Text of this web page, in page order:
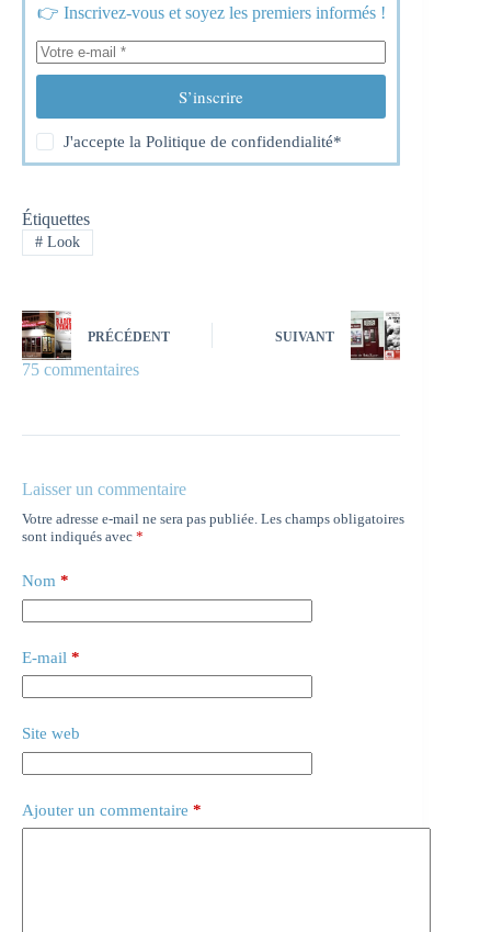
👉 Inscrivez-vous et soyez les premiers informés !
S’inscrire
J'accepte laPolitique de confidendialité*
Étiquettes
#Look
PRÉCÉDENT SUIVANT
75 commentaires
Laisser un commentaire
Votre adresse e-mail ne sera pas publiée. Les champs obligatoires
sont indiqués avec *
Nom *
E-mail *
Site web
Ajouter un commentaire *